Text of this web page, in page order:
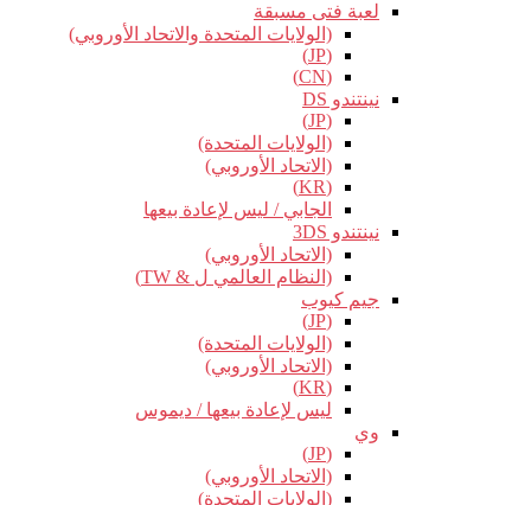
لعبة فتى مسبقة
(الولايات المتحدة والاتحاد الأوروبي)
(JP)
(CN)
نينتندو DS
(JP)
(الولايات المتحدة)
(الاتحاد الأوروبي)
(KR)
الجابي / ليس لإعادة بيعها
نينتندو 3DS
(الاتحاد الأوروبي)
(النظام العالمي ل & TW)
جيم كيوب
(JP)
(الولايات المتحدة)
(الاتحاد الأوروبي)
(KR)
ليس لإعادة بيعها / ديموس
وي
(JP)
(الاتحاد الأوروبي)
(الولايات المتحدة)